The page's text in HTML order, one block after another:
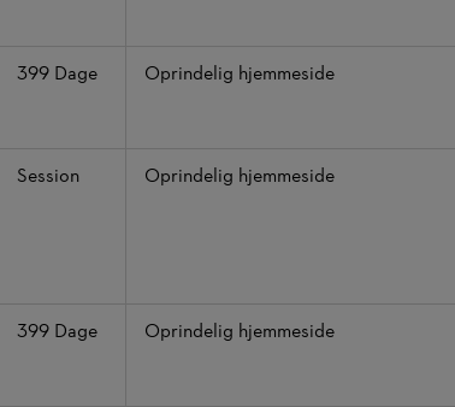
399 Dage Oprindelig hjemmeside
Session Oprindelig hjemmeside
399 Dage Oprindelig hjemmeside